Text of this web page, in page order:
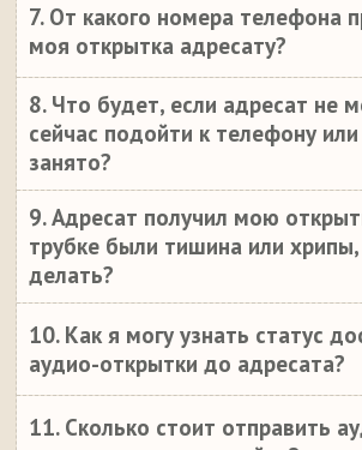
7. От какого номера телефона
моя открытка адресату?
8. Что будет, если адресат не
сейчас подойти к телефону или
занято?
9. Адресат получил мою
трубке были тишина или
делать?
10. Как я могу узнать статус
аудио-открытки до адресата?
11. Сколько стоит отправить